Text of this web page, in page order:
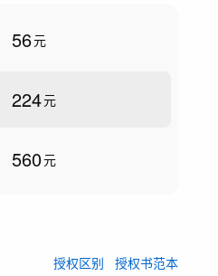
56元
224元
560元
授权区别 授权书范本